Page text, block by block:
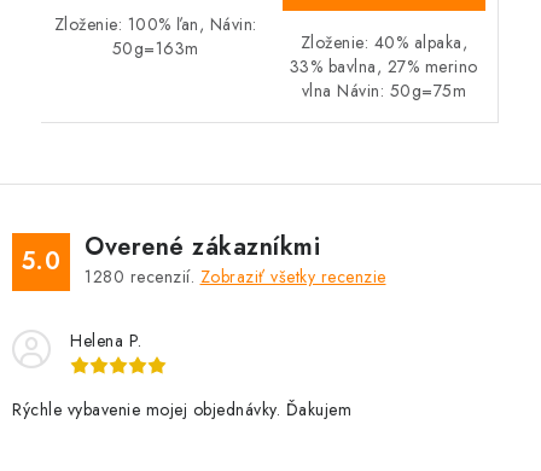
Zloženie: 100% ľan, Návin:
50g=163m
Zloženie: 40% alpaka,
33% bavlna, 27% merino
vlna Návin: 50g=75m
5.0 Overené zákazníkmi
1280 recenzií. Zobraziť všetky recenzie
Helena P.
Rýchle vybavenie mojej objednávky. Ďakujem